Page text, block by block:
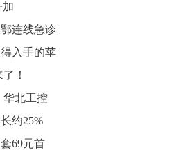
加
连线急诊
入手的苹
！
华北工控
约25%
69元首